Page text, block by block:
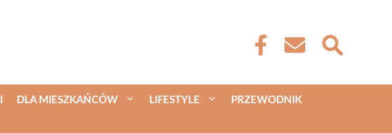
DLA MIESZKAŃCÓW LIFESTYLE PRZEWODNIK